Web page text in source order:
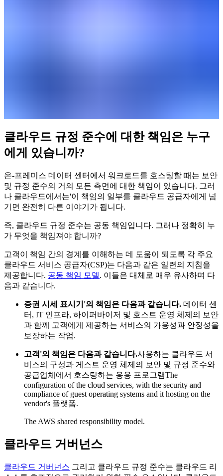
클라우드 규정 준수에 대한 책임은 누구
에게 있습니까?
온-프레미스 데이터 센터에서 워크로드를 호스팅할 때는 보안
및 규정 준수의 거의 모든 측면에 대한 책임이 있습니다. 그러
나 클라우드에서는'이 책임의 일부를 클라우드 공급자에게 넘
기면 완전히 다른 이야기가 됩니다.
즉, 클라우드 규정 준수는 공동 책임입니다. 그러나 정확히 누
가 무엇을 책임져야 합니까?
고객이 책임 간의 경계를 이해하는 데 도움이 되도록 각 주요
클라우드 서비스 공급자(CSP)는 다음과 같은 일련의 지침을
제공합니다. 공동 책임 모델. 이들은 대체로 매우 유사하며 다
음과 같습니다.
증권 시세 표시기'의 책임은 다음과 같습니다. 데이터 센
터, IT 인프라, 하이퍼바이저 및 호스트 운영 체제의 보안
과 함께 고객에게 제공하는 서비스의 가용성과 안정성을
보장하는 작업.
고객'의 책임은 다음과 같습니다.사용하는 클라우드 서
비스의 구성과 게스트 운영 체제의 보안 및 규정 준수와
공급업체에서 호스팅하는 응용 프로그램The
configuration of the cloud services, with the security and
compliance of guest operating systems and it hosting on the
vendor's 플랫폼.
The AWS shared responsibility model.
클라우드 거버넌스
클라우드 거버넌스 그리고 클라우드 규정 준수는 클라우드 리